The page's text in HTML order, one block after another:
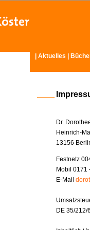
Aktuelles
Dr.
Heinrich-
13156
Festnetz
Mobil 0171
E-Mail
DE 35/212/